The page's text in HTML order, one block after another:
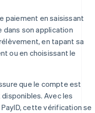
paiement en saisissant
son application
en tapant sa
ou en choisissant le
que le compte est
Avec les
cette vérification se